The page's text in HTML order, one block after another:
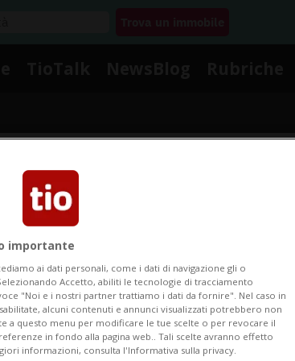
su Chimici
approfondimenti su Chimici.
importante
ai dati personali, come i dati di navigazione gli o
Accetto, abiliti le tecnologie di tracciamento
"Noi e i nostri partner trattiamo i dati da fornire". Nel caso in
alcuni contenuti e annunci visualizzati potrebbero non
a questo menu per modificare le tue scelte o per revocare il
in fondo alla pagina web.. Tali scelte avranno effetto
informazioni, consulta l'Informativa sulla privacy.